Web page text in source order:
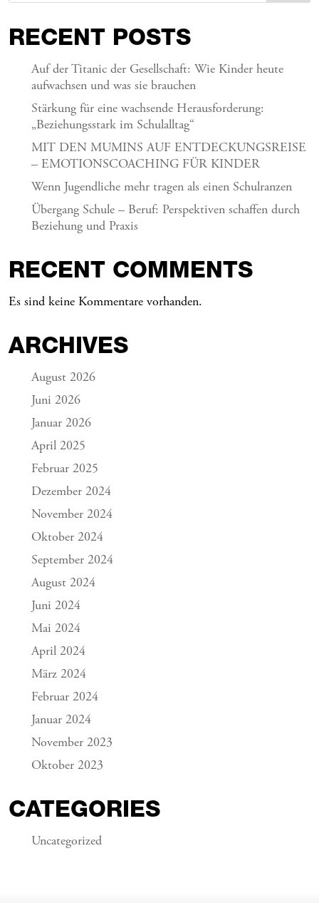
RECENT POSTS
Auf der Titanic der Gesellschaft: Wie Kinder heute
aufwachsen und was sie brauchen
Stärkung für eine wachsende Herausforderung:
„Beziehungsstark im Schulalltag“
MIT DEN MUMINS AUF ENTDECKUNGSREISE
– EMOTIONSCOACHING FÜR KINDER
Wenn Jugendliche mehr tragen als einen Schulranzen
Übergang Schule – Beruf: Perspektiven schaffen durch
Beziehung und Praxis
RECENT COMMENTS
Es sind keine Kommentare vorhanden.
ARCHIVES
August 2026
Juni 2026
Januar 2026
April 2025
Februar 2025
Dezember 2024
November 2024
Oktober 2024
September 2024
August 2024
Juni 2024
Mai 2024
April 2024
März 2024
Februar 2024
Januar 2024
November 2023
Oktober 2023
CATEGORIES
Uncategorized